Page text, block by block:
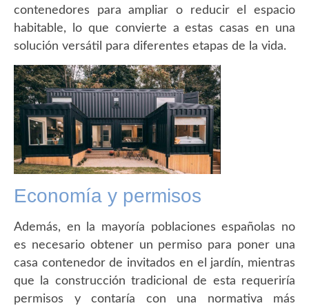
contenedores para ampliar o reducir el espacio
habitable, lo que convierte a estas casas en una
solución versátil para diferentes etapas de la vida.
Economía y permisos
Además, en la mayoría poblaciones españolas no
es necesario obtener un permiso para poner una
casa contenedor de invitados en el jardín, mientras
que la construcción tradicional de esta requeriría
permisos y contaría con una normativa más